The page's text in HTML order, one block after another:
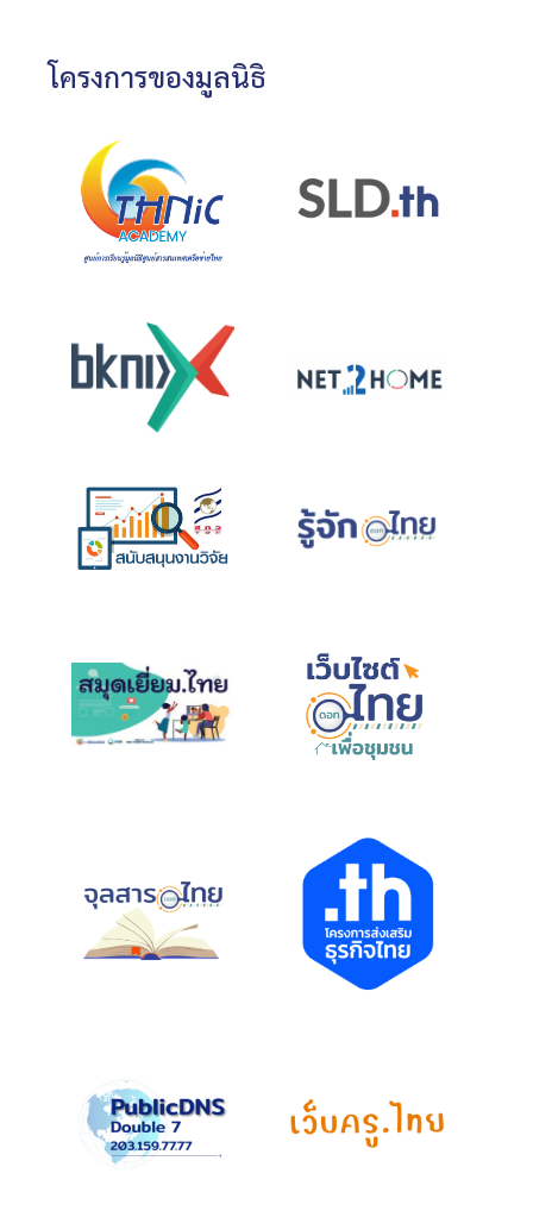
โครงการของมูลนิธิ